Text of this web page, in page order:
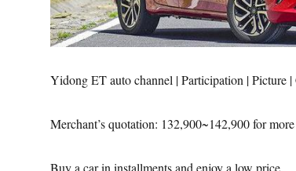
Yidong ET auto channel | Participation | Picture
Merchant’s quotation: 132,900~142,900 for
Buy a car in installments and enjoy a low price.